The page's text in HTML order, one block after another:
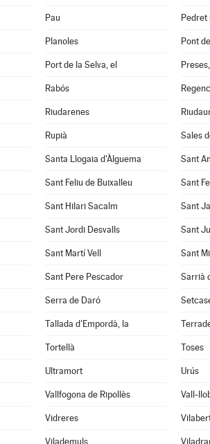
Pau Pedret
Planoles Pont
Port de la Selva, el
Rabós
Riudarenes
Rupià Sales
Santa Llogaia d'Àlguema Sant
Sant Feliu de Buixalleu Sant
Sant Hilari Sacalm Sant
Sant Jordi Desvalls Sant
Sant Martí Vell Sant
Sant Pere Pescador Sarrià
Serra de Daró
Tallada d'Empordà, la
Tortellà Toses
Ultramort Urús
Vallfogona de Ripollès Vall-
Vidreres
Vilademuls